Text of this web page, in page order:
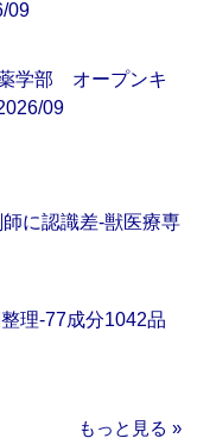
09
学部 オープンキ
09
に認識差‐獣医療専
理‐77成分1042品
もっと見る »